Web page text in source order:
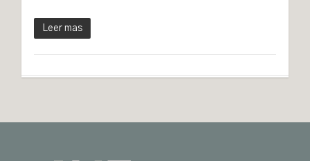
Leer mas